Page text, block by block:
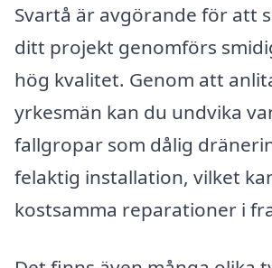
Svartå är avgörande för att
ditt projekt genomförs
hög kvalitet. Genom att
yrkesmän kan du undvika
fallgropar som dålig
felaktig installation, vilket
kostsamma reparationer i